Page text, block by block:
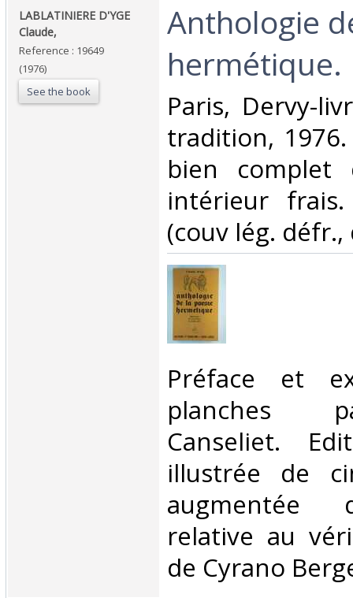
‎LABLATINIERE D'YGE
Claude,‎
Reference : 19649
(1976)
See the book
‎Anthologie
hermétique.‎
‎Paris, Dervy-
tradition,
bien
intérieur
(couv lég. défr.,
‎Préface et
planches
Canseliet.
illustrée de
augmentée
relative au
de Cyrano